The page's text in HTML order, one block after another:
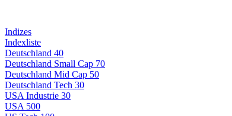
Indizes
Indexliste
Deutschland 40
Deutschland Small Cap 70
Deutschland Mid Cap 50
Deutschland Tech 30
USA Industrie 30
USA 500